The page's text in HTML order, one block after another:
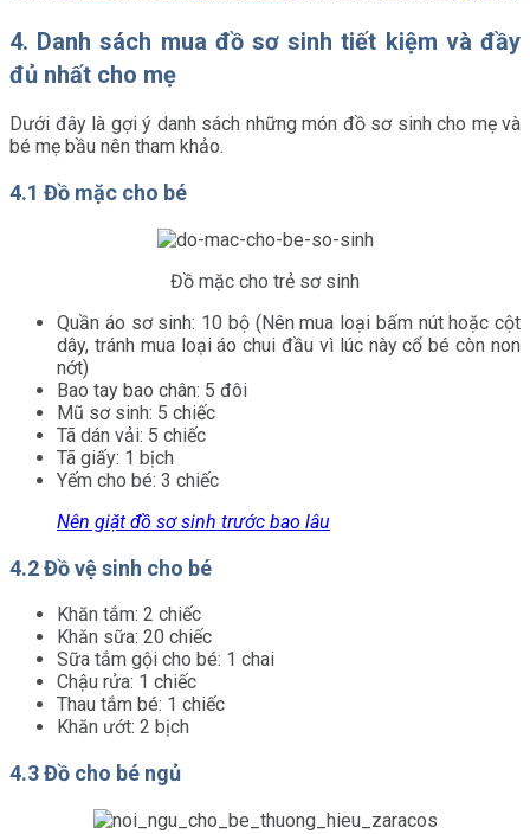
4. Danh sách mua đồ sơ sinh tiết kiệm và đầy
đủ nhất cho mẹ
Dưới đây là gợi ý danh sách những món đồ sơ sinh cho mẹ và
bé mẹ bầu nên tham khảo.
4.1 Đồ mặc cho bé
Đồ mặc cho trẻ sơ sinh
Quần áo sơ sinh: 10 bộ (Nên mua loại bấm nút hoặc cột
dây, tránh mua loại áo chui đầu vì lúc này cổ bé còn non
nớt)
Bao tay bao chân: 5 đôi
Mũ sơ sinh: 5 chiếc
Tã dán vải: 5 chiếc
Tã giấy: 1 bịch
Yếm cho bé: 3 chiếc
Nên giặt đồ sơ sinh trước bao lâu
4.2 Đồ vệ sinh cho bé
Khăn tắm: 2 chiếc
Khăn sữa: 20 chiếc
Sữa tắm gội cho bé: 1 chai
Chậu rửa: 1 chiếc
Thau tắm bé: 1 chiếc
Khăn ướt: 2 bịch
4.3 Đồ cho bé ngủ